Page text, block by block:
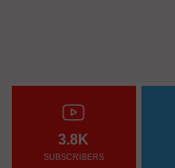
3.8K
SUBSCRIBERS